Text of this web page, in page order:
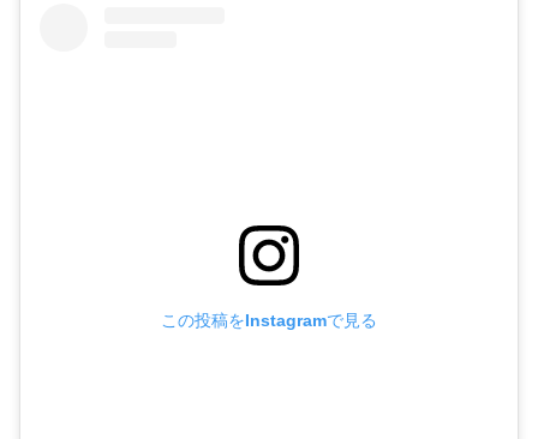
この投稿をInstagramで見る